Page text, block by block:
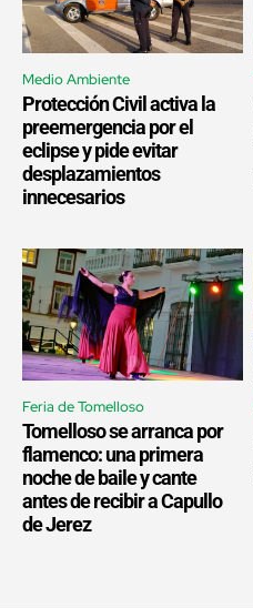
Medio Ambiente
Protección Civil activa la
preemergencia por el
eclipse y pide evitar
desplazamientos
innecesarios
Feria de Tomelloso
Tomelloso se arranca por
flamenco: una primera
noche de baile y cante
antes de recibir a Capullo
de Jerez